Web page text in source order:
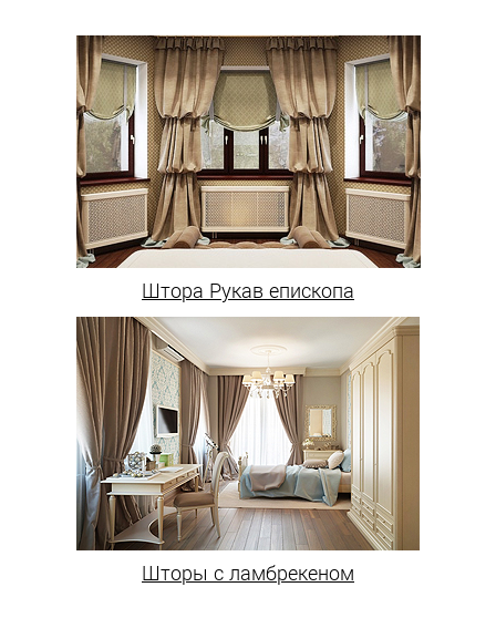
Штора Рукав епископа
Шторы с ламбрекеном